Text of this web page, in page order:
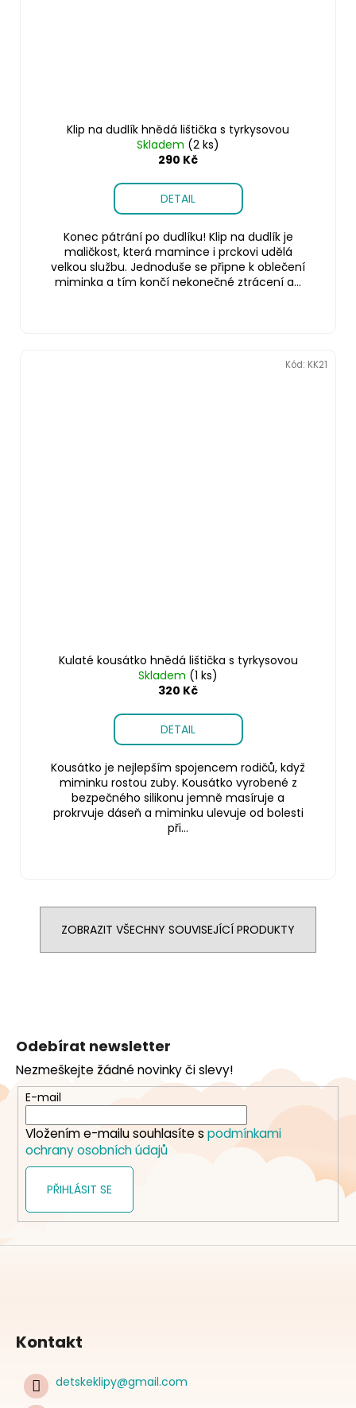
Klip na dudlík hnědá lištička s tyrkysovou
Skladem (2 ks)
290 Kč
DETAIL
Konec pátrání po dudlíku! Klip na dudlík je
maličkost, která mamince i prckovi udělá
velkou službu. Jednoduše se připne k oblečení
miminka a tím končí nekonečné ztrácení a...
Kulaté kousátko hnědá lištička s tyrkysovou
Skladem (1 ks)
320 Kč
DETAIL
Kousátko je nejlepším spojencem rodičů, když
miminku rostou zuby. Kousátko vyrobené z
bezpečného silikonu jemně masíruje a
prokrvuje dáseň a miminku ulevuje od bolesti
při...
Kód: KK21
ZOBRAZIT VŠECHNY SOUVISEJÍCÍ PRODUKTY
a
t
Odebírat newsletter
Nezmeškejte žádné novinky či slevy!
E-mail
Vložením e-mailu souhlasíte s podmínkami
ochrany osobních údajů
PŘIHLÁSIT SE
Kontakt
detskeklipy@gmail.com